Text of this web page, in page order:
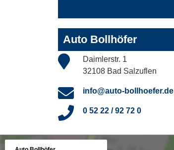
Auto Bollhöfer
Daimlerstr. 1
32108 Bad Salzuflen
info@auto-bollhoefer.de
0 52 22 / 92 72 0